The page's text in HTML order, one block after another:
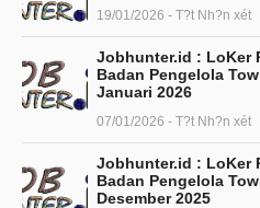
19/01/2026 - T?t Nh?n xét
Jobhunter.id : LoKer
Badan Pengelola
Januari 2026
07/01/2026 - T?t Nh?n xét
Jobhunter.id : LoKer
Badan Pengelola
Desember 2025